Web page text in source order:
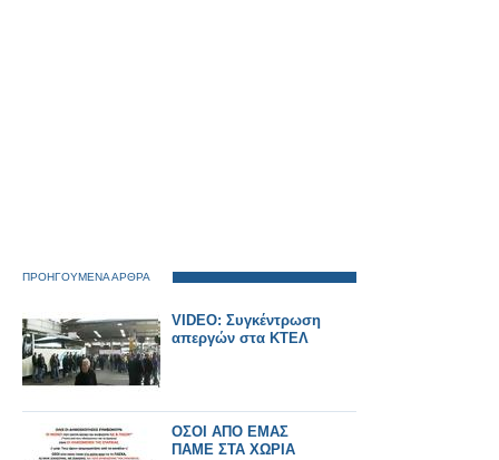
ΠΡΟΗΓΟΥΜΕΝΑ ΑΡΘΡΑ
VIDEO: Συγκέντρωση
απεργών στα ΚΤΕΛ
ΟΣΟΙ ΑΠΟ ΕΜΑΣ
ΠΑΜΕ ΣΤΑ ΧΩΡΙΑ